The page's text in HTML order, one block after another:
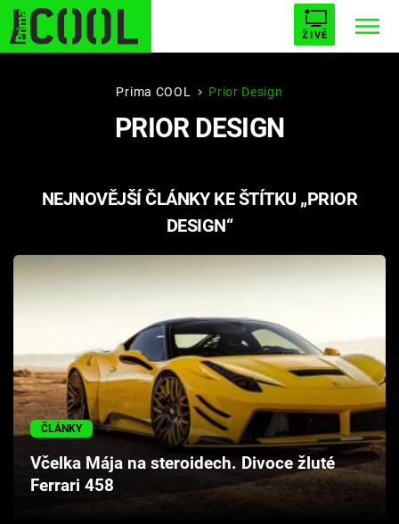
ŽIVĚ
STARHOUSE BUFFY, PŘEMOŽITELKA UPÍRŮ
PLNEJ KOTEL AVENGERS 5
Filmy
Hry
Cool Esport
Pořady
Prima COOL Prior Design
PRIOR DESIGN
NEJNOVĚJŠÍ ČLÁNKY KE ŠTÍTKU „PRIOR
DESIGN“
ČLÁNKY
Včelka Mája na steroidech. Divoce žluté
Ferrari 458